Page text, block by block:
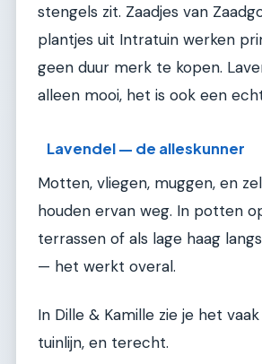
stengels zit. Zaadjes van
plantjes uit Intratuin werken
geen duur merk te kopen.
alleen mooi, het is ook een
Lavendel — de alleskunner
Motten, vliegen, muggen, en
houden ervan weg. In potten
terrassen of als lage haag
— het werkt overal.
In Dille & Kamille zie je het
tuinlijn, en terecht.